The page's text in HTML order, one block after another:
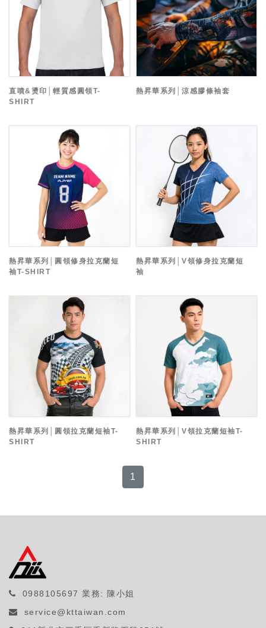
直噴&燙印│輕質感圓領T-
SHIRT
熱昇華系列│涼感膠條袖套
熱昇華系列│圓領修身拉克蘭短
袖T-SHIRT
熱昇華系列│V領修身拉克蘭短
袖
熱昇華系列│圓領拉克蘭短袖T-
SHIRT
熱昇華系列│V領拉克蘭短袖T-
SHIRT
1
0988105697 業務: 陳小姐
service@kttaiwan.com